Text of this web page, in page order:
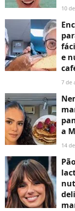
10
e
7 de
a
14